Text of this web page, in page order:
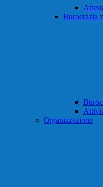
Burocrazia
Organizzazione